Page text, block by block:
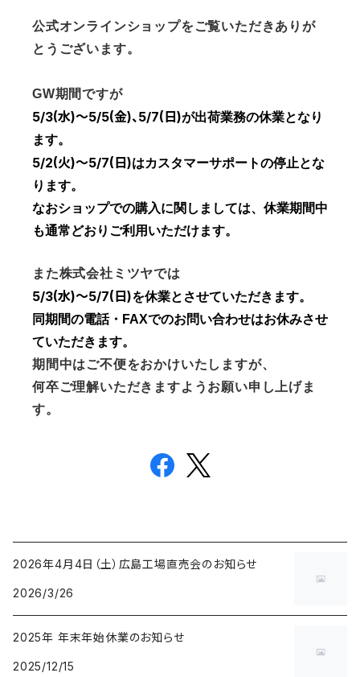
公式オンラインショップをご覧いただきありが
とうございます。
GW期間ですが
5/3(水)～5/5(金)、5/7(日)が出荷業務の休業となり
ます。
5/2(火)～5/7(日)はカスタマーサポートの停止とな
ります。
なおショップでの購入に関しましては、休業期間中
も通常どおりご利用いただけます。
また株式会社ミツヤでは
5/3(水)～5/7(日)を休業とさせていただきます。
同期間の電話・FAXでのお問い合わせはお休みさせ
ていただきます。
期間中はご不便をおかけいたしますが、
何卒ご理解いただきますようお願い申し上げま
す。
2026年4月4日（土）広島工場直売会のお知らせ
2026/3/26
2025年 年末年始休業のお知らせ
2025/12/15